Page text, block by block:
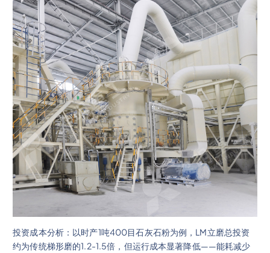
投资成本分析：以时产1吨400目石灰石粉为例，LM立磨总投资
约为传统梯形磨的1.2-1.5倍，但运行成本显著降低——能耗减少